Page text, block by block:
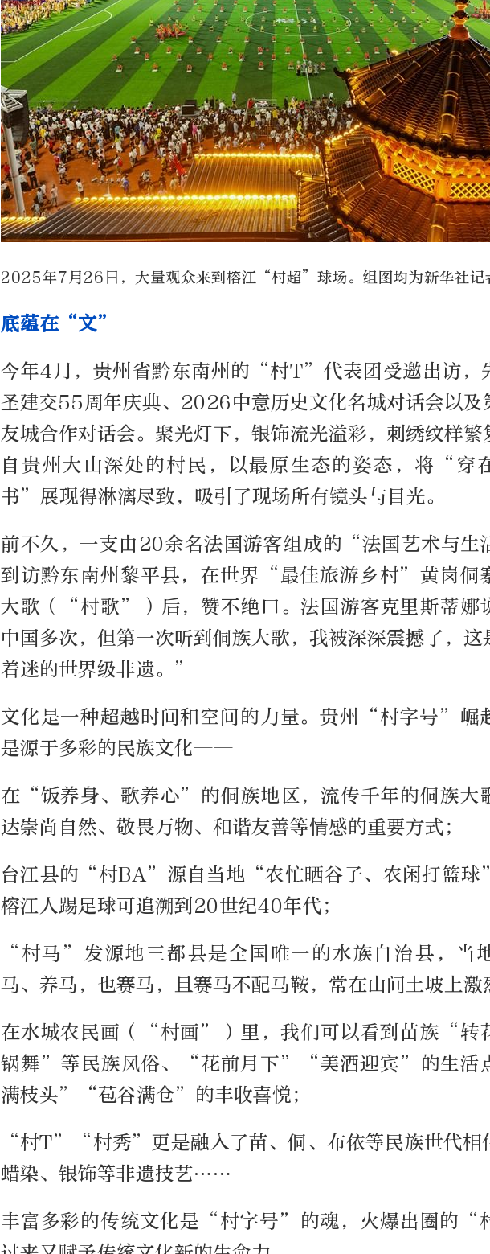
2025年7月26日，大量观众来到榕江“村超”球场。组图均为新华社记
底蕴在“文”
今年4月，贵州省黔东南州的“村T”代表团受邀出访，
圣建交55周年庆典、2026中意历史文化名城对话会以及
友城合作对话会。聚光灯下，银饰流光溢彩，刺绣纹样繁
自贵州大山深处的村民，以最原生态的姿态，将“穿
书”展现得淋漓尽致，吸引了现场所有镜头与目光。
前不久，一支由20余名法国游客组成的“法国艺术与生
到访黔东南州黎平县，在世界“最佳旅游乡村”黄岗侗
大歌（“村歌”）后，赞不绝口。法国游客克里斯蒂娜
中国多次，但第一次听到侗族大歌，我被深深震撼了，这
着迷的世界级非遗。”
文化是一种超越时间和空间的力量。贵州“村字号”崛
是源于多彩的民族文化——
在“饭养身、歌养心”的侗族地区，流传千年的侗族大
达崇尚自然、敬畏万物、和谐友善等情感的重要方式；
台江县的“村BA”源自当地“农忙晒谷子、农闲打篮球
榕江人踢足球可追溯到20世纪40年代；
“村马”发源地三都县是全国唯一的水族自治县，当
马、养马，也赛马，且赛马不配马鞍，常在山间土坡上激
在水城农民画（“村画”）里，我们可以看到苗族“
锅舞”等民族风俗、“花前月下”“美酒迎宾”的生活
满枝头”“苞谷满仓”的丰收喜悦；
“村T”“村秀”更是融入了苗、侗、布依等民族世代相
蜡染、银饰等非遗技艺……
丰富多彩的传统文化是“村字号”的魂，火爆出圈的“